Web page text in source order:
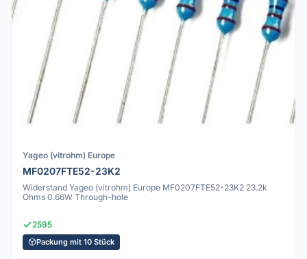
Yageo (vitrohm) Europe
MF0207FTE52-23K2
Widerstand Yageo (vitrohm) Europe MF0207FTE52-23K2 23.2k
Ohms 0.66W Through-hole
2595
Packung mit 10 Stück